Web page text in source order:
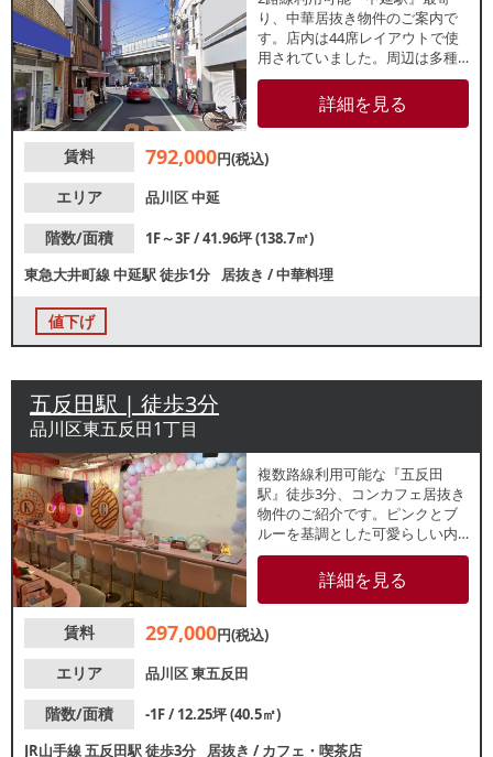
り、中華居抜き物件のご案内で
す。店内は44席レイアウトで使
用されていました。周辺は多種
多様な飲食店が軒を連ねる駅近
好立地！諸条件等、お気軽にお
問合せください。
詳細を見る
賃料 792,000円(税込)
エリア
品川区中延
階数/面積
1F～3F / 41.96坪 (138.7㎡)
東急大井町線中延駅徒歩1分 居抜き /中華料理
値下げ
五反田駅 | 徒歩3分
品川区東五反田1丁目
複数路線利用可能な『五反田
駅』徒歩3分、コンカフェ居抜き
物件のご紹介です。ピンクとブ
ルーを基調とした可愛らしい内
装の店内は、約12坪とコンパク
トな広さ！カウンター席のみの
レイアウトで類似業態ご希望の
が、直通階段があり導入しやす
夜間帯まで集客が見込める立地
詳細を見る
賃料 297,000円(税込)
エリア
品川区東五反田
階数/面積
-1F / 12.25坪 (40.5㎡)
JR山手線五反田駅徒歩3分 居抜き /カフェ・喫茶店